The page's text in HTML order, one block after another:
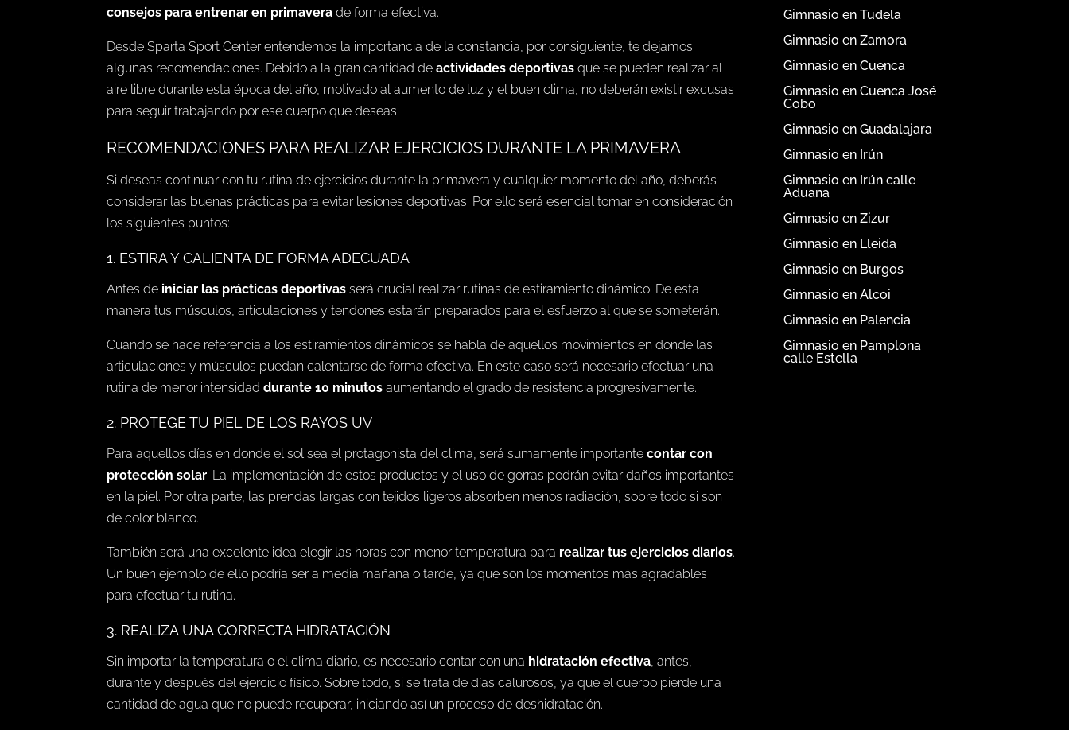
consejos para entrenar en primavera de forma efectiva.
Desde Sparta Sport Center entendemos la importancia de la constancia, por consiguiente, te dejamos
algunas recomendaciones. Debido a la gran cantidad deactividades deportivas que se pueden realizar al
aire libre durante esta época del año, motivado al aumento de luz y el buen clima, no deberán existir excusas
para seguir trabajando por ese cuerpo que deseas.
RECOMENDACIONES PARA REALIZAR EJERCICIOS DURANTE LA PRIMAVERA
Si deseas continuar con tu rutina de ejercicios durante la primavera y cualquier momento del año, deberás
considerar las buenas prácticas para evitar lesiones deportivas. Por ello será esencial tomar en consideración
los siguientes puntos:
1. ESTIRA Y CALIENTA DE FORMA ADECUADA
Antes de iniciar las prácticas deportivasserá crucial realizar rutinas de estiramiento dinámico. De esta
manera tus músculos, articulaciones y tendones estarán preparados para el esfuerzo al que se someterán.
Cuando se hace referencia a los estiramientos dinámicos se habla de aquellos movimientos en donde las
articulaciones y músculos puedan calentarse de forma efectiva. En este caso será necesario efectuar una
rutina de menor intensidaddurante 10 minutos aumentando el grado de resistencia progresivamente.
2. PROTEGE TU PIEL DE LOS RAYOS UV
Para aquellos días en donde el sol sea el protagonista del clima, será sumamente importantecontar con
protección solar. La implementación de estos productos y el uso de gorras podrán evitar daños importantes
en la piel. Por otra parte, las prendas largas con tejidos ligeros absorben menos radiación, sobre todo si son
de color blanco.
También será una excelente idea elegir las horas con menor temperatura para realizar tus ejercicios diarios.
Un buen ejemplo de ello podría ser a media mañana o tarde, ya que son los momentos más agradables
para efectuar tu rutina.
3. REALIZA UNA CORRECTA HIDRATACIÓN
Sin importar la temperatura o el clima diario, es necesario contar con una hidratación efectiva, antes,
durante y después del ejercicio físico. Sobre todo, si se trata de días calurosos, ya que el cuerpo pierde una
cantidad de agua que no puede recuperar, iniciando así un proceso de deshidratación.
Gimnasio en Tudela
Gimnasio en Zamora
Gimnasio en Cuenca
Gimnasio en Cuenca José
Cobo
Gimnasio en Guadalajara
Gimnasio en Irún
Gimnasio en Irún calle
Aduana
Gimnasio en Zizur
Gimnasio en Lleida
Gimnasio en Burgos
Gimnasio en Alcoi
Gimnasio en Palencia
Gimnasio en Pamplona
calle Estella